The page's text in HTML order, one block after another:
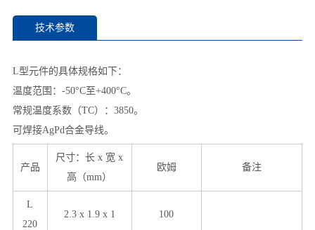
技术参数
L型元件的具体规格如下：
温度范围：-50°C至+400°C。
常规温度系数（TC）：3850。
可焊接AgPd合金导线。
产品
尺寸：长 x 宽 x
高（mm）
欧姆 备注
L
220
2.3 x 1.9 x 1 100